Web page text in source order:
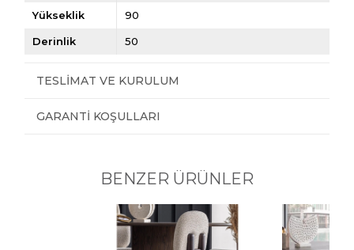
Yükseklik 90
Derinlik 50
TESLIMAT VE KURULUM
GARANTI KOŞULLARI
BENZER ÜRÜNLER